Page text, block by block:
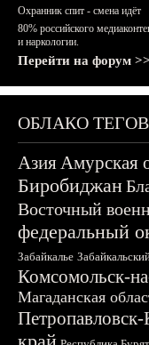
Охранник спит - смена идёт
80% российского
и наркологии.
Перейти на форум >>
ОБЛАКО ТЕГОВ
АзияАмурская
Биробиджан
Восточный
федеральный
Забайкалье
Комсомольск-
Магаданская